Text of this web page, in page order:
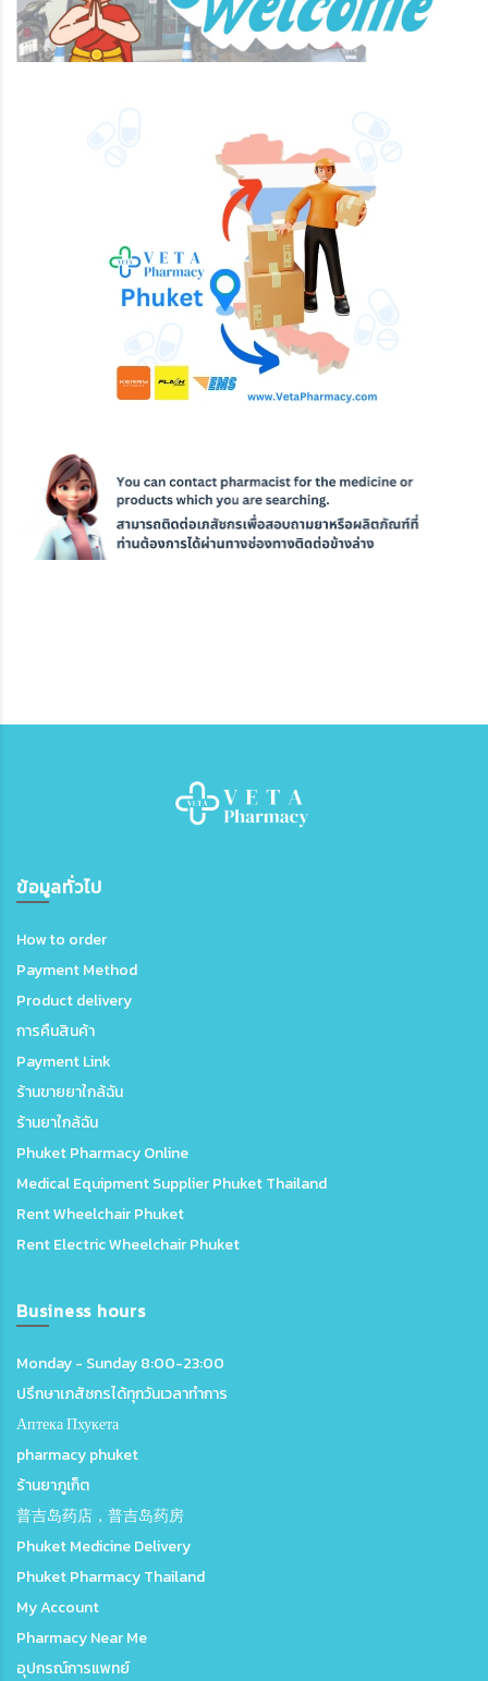
ข้อมูลทั่วไป
How to order
Payment Method
Product delivery
การคืนสินค้า
Payment Link
ร้านขายยาใกล้ฉัน
ร้านยาใกล้ฉัน
Phuket Pharmacy Online
Medical Equipment Supplier Phuket Thailand
Rent Wheelchair Phuket
Rent Electric Wheelchair Phuket
Business hours
Monday - Sunday 8:00-23:00
ปรึกษาเภสัชกรได้ทุกวันเวลาทำการ
Аптека Пхукета
pharmacy phuket
ร้านยาภูเก็ต
普吉岛药店，普吉岛药房
Phuket Medicine Delivery
Phuket Pharmacy Thailand
My Account
Pharmacy Near Me
อุปกรณ์การแพทย์